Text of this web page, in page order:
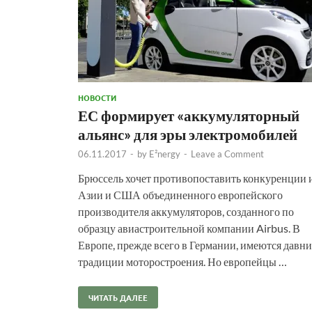
НОВОСТИ
ЕС формирует «аккумуляторный
альянс» для эры электромобилей
06.11.2017 - by E²nergy - Leave a Comment
Брюссель хочет противопоставить конкуренции
Азии и США объединенного европейского
производителя аккумуляторов, созданного по
образцу авиастроительной компании Airbus. В
Европе, прежде всего в Германии, имеются
традиции моторостроения. Но европейцы …
ЧИТАТЬ ДАЛЕЕ